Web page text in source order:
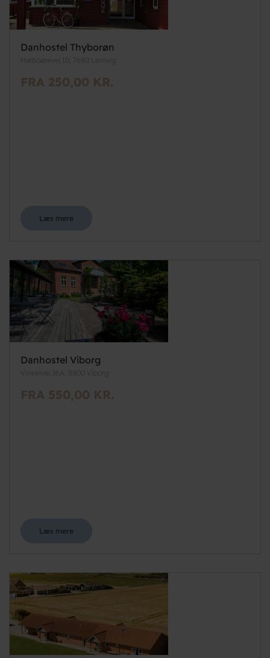
Danhostel Thyborøn
Harboørevej 10, 7680 Lemvig
FRA 250,00 KR.
Læs mere
Danhostel Viborg
Vinkelvej 36A, 8800 Viborg
FRA 550,00 KR.
Læs mere